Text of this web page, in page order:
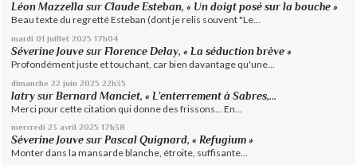
Léon Mazzella surClaude Esteban, « Un doigt posé sur la bouche »
Beau texte du regretté Esteban (dont je relis souvent "Le...
mardi 01 juillet 2025 17h04
Séverine Jouve surFlorence Delay, « La séduction brève »
Profondément juste et touchant, car bien davantage qu'une...
dimanche 22 juin 2025 22h35
latry surBernard Manciet, « L’enterrement à Sabres,...
Merci pour cette citation qui donne des frissons... En...
mercredi 23 avril 2025 17h38
Séverine Jouve surPascal Quignard, « Refugium »
Monter dans la mansarde blanche, étroite, suffisante...